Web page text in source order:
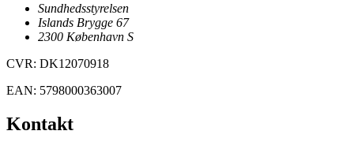
Sundhedsstyrelsen
Islands Brygge 67
2300 København S
CVR: DK12070918
EAN: 5798000363007
Kontakt